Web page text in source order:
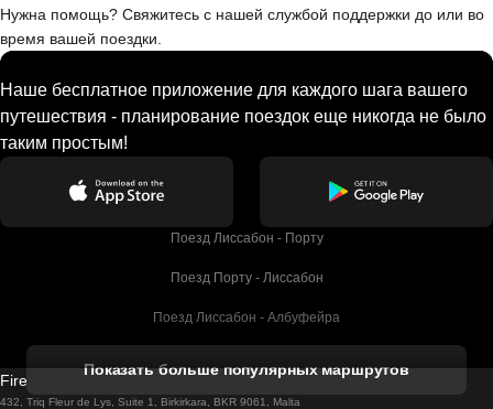
Нужна помощь? Свяжитесь с нашей службой поддержки до или во
время вашей поездки.
Наше бесплатное приложение для каждого шага вашего
путешествия - планирование поездок еще никогда не было
таким простым!
Поезд Лиссабон - Порту
Поезд Порту - Лиссабон
Поезд Лиссабон - Албуфейра
Поезд Лиссабон - Лагос
Показать больше популярных маршрутов
Firebird GT Limited (OC 1451)
432, Triq Fleur de Lys, Suite 1, Birkirkara, BKR 9061, Malta